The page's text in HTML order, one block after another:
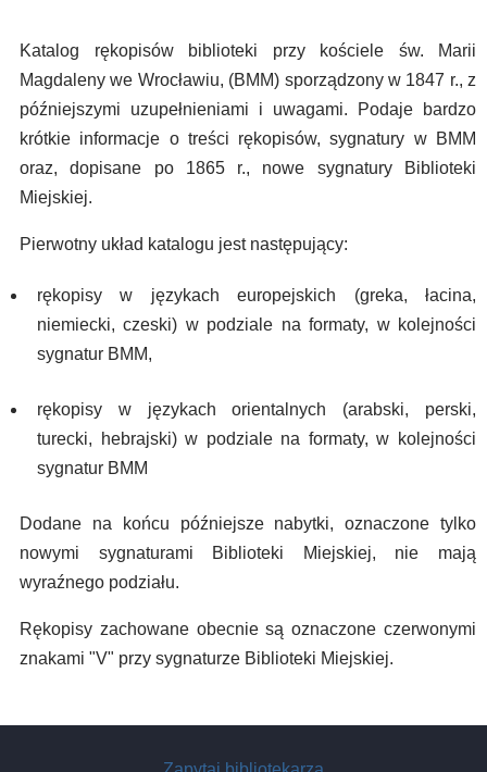
Katalog rękopisów biblioteki przy kościele św. Marii
Magdaleny we Wrocławiu, (BMM) sporządzony w 1847 r., z
późniejszymi uzupełnieniami i uwagami. Podaje bardzo
krótkie informacje o treści rękopisów, sygnatury w BMM
oraz, dopisane po 1865 r., nowe sygnatury Biblioteki
Miejskiej.
Pierwotny układ katalogu jest następujący:
rękopisy w językach europejskich (greka, łacina,
niemiecki, czeski) w podziale na formaty, w kolejności
sygnatur BMM,
rękopisy w językach orientalnych (arabski, perski,
turecki, hebrajski) w podziale na formaty, w kolejności
sygnatur BMM
Dodane na końcu późniejsze nabytki, oznaczone tylko
nowymi sygnaturami Biblioteki Miejskiej, nie mają
wyraźnego podziału.
Rękopisy zachowane obecnie są oznaczone czerwonymi
znakami "V" przy sygnaturze Biblioteki Miejskiej.